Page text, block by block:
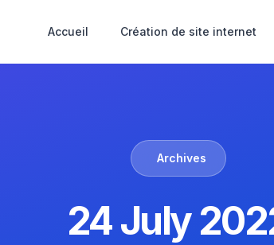
Accueil Création de site internet
Archives
24 July